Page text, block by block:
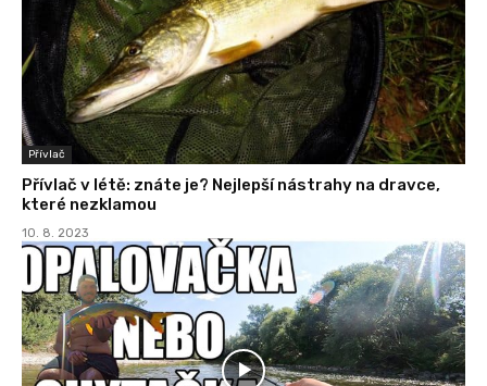
Přívlač
Přívlač v létě: znáte je? Nejlepší nástrahy na dravce,
které nezklamou
10. 8. 2023